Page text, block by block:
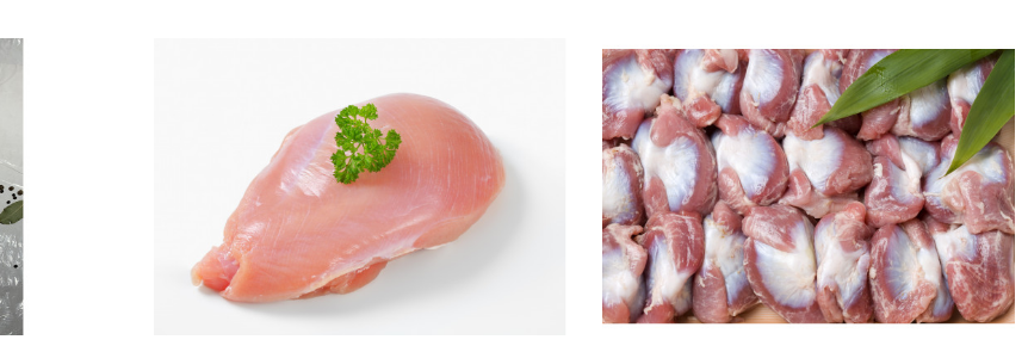
Prece pieejama opcionāli Prece pieejama opcionāli